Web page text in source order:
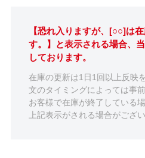
【恐れ入りますが、[○○]は
す。】と表示される場合、
しております。
在庫の更新は1日1回以上反映
文のタイミングによっては事
お客様で在庫が終了している
上記表示がされる場合がござ